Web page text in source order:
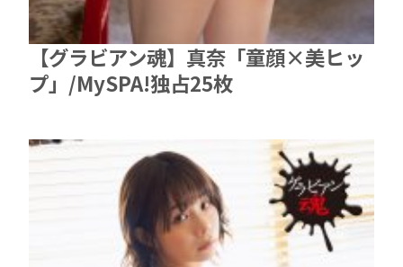
【グラビアン魂】真奈「童顔×美ヒッ
プ」/MySPA!独占25枚